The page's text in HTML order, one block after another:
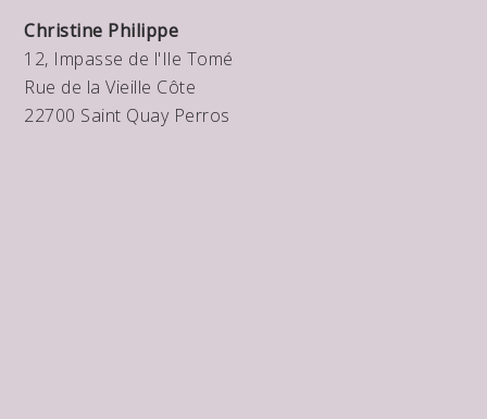
Christine Philippe
12, Impasse de l'Ile Tomé
Rue de la Vieille Côte
22700 Saint Quay Perros